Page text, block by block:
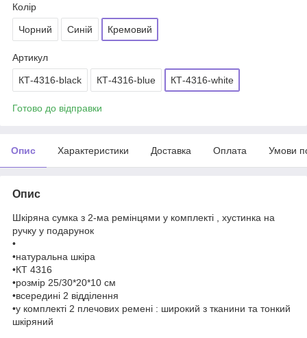
Колір
Чорний Синій Кремовий
Артикул
КТ-4316-black КТ-4316-blue КТ-4316-white
Готово до відправки
Опис Характеристики Доставка Оплата Умови
Опис
Шкіряна сумка з 2-ма ремінцями у комплекті , хустинка на
ручку у подарунок
•
•натуральна шкіра
•КТ 4316
•розмір 25/30*20*10 см
•всередині 2 відділення
•у комплекті 2 плечових ремені : широкий з тканини та тонкий
шкіряний